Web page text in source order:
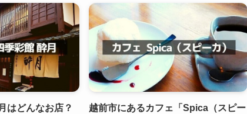
はどんなお店？
越前市にあるカフェ「Spica（スピー